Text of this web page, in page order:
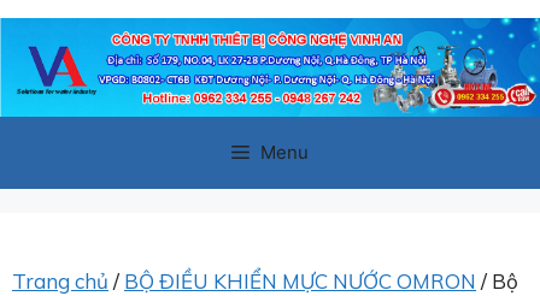
Chuyển
đến
Menu
Trang chủ / BỘ ĐIỀU KHIỂN MỰC NƯỚC OMRON / Bộ